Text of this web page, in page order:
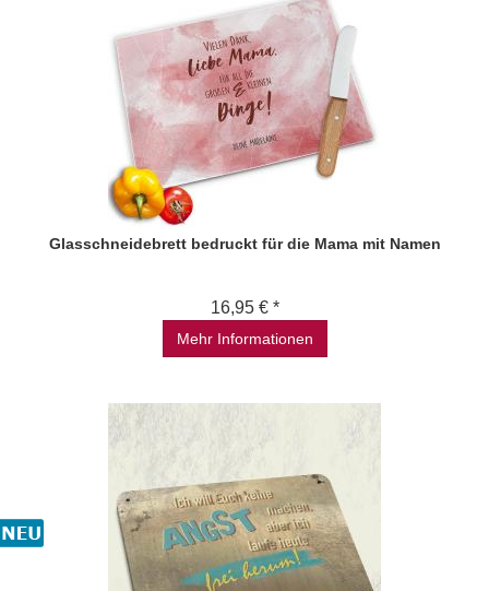
Glasschneidebrett bedruckt für die Mama mit Namen
16,95 € *
Mehr Informationen